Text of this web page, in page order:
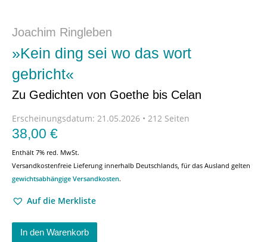
Joachim Ringleben
»Kein ding sei wo das wort
gebricht«
Zu Gedichten von Goethe bis Celan
Erscheinungsdatum: 21.05.2026 • 212 Seiten
38,00 €
Enthält 7% red. MwSt.
Versandkostenfreie Lieferung innerhalb Deutschlands, für das Ausland gelten
gewichtsabhängige Versandkosten.
Auf die Merkliste
In den Warenkorb